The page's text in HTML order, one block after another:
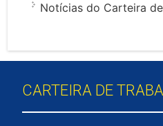
Notícias do Carteira
CARTEIRA DE